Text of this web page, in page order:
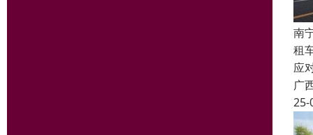
南
租
应
广
25-